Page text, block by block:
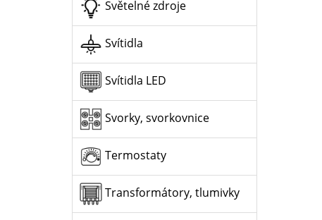
Světelné zdroje
Svítidla
Svítidla LED
Svorky, svorkovnice
Termostaty
Transformátory, tlumivky